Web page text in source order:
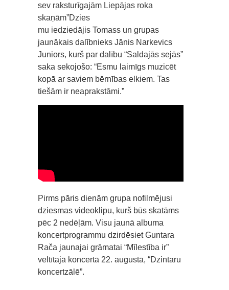
sev raksturīgajām Liepājas roka
skaņām”Dzies
mu iedziedājis Tomass un grupas
jaunākais dalībnieks Jānis Narkevics
Juniors, kurš par dalību “Saldajās sejās”
saka sekojošo: “Esmu laimīgs muzicēt
kopā ar saviem bērnības elkiem. Tas
tiešām ir neaprakstāmi.”
Pirms pāris dienām grupa nofilmējusi
dziesmas videoklipu, kurš būs skatāms
pēc 2 nedēļām. Visu jaunā albuma
koncertprogrammu dzirdēsiet Guntara
Rača jaunajai grāmatai “Mīlestība ir”
veltītajā koncertā 22. augustā, “Dzintaru
koncertzālē”.